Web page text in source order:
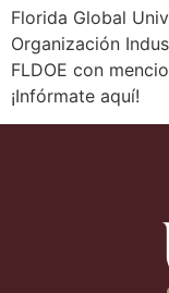
Florida Global
Organización
FLDOE con
¡Infórmate aquí!